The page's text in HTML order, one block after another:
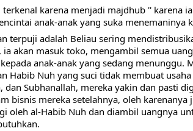
terkenal karena menjadi majdhub '' karena
anak-anak yang suka menemaninya
terpuji adalah Beliau sering
akan masuk toko, mengambil semua
anak-anak yang sedang menunggu.
Habib Nuh yang suci tidak membuat
dan Subhanallah, mereka yakin dan pasti
bisnis mereka setelahnya, oleh karenanya
oleh al-Habib Nuh dan diambil uangnya